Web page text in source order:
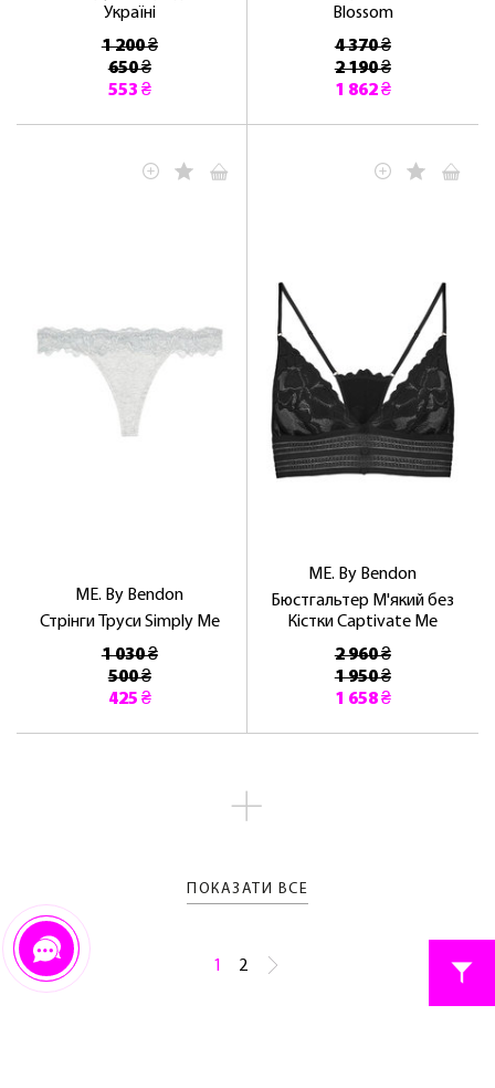
Україні
1 200 ₴
650 ₴
553 ₴
Blossom
4 370 ₴
2 190 ₴
1 862 ₴
ME. By Bendon
Стрінги Труси Simply Me
1 030 ₴
500 ₴
425 ₴
ME. By Bendon
Бюстгальтер М'який без
Кістки Captivate Me
2 960 ₴
1 950 ₴
1 658 ₴
ПОКАЗАТИ ВСЕ
1 2